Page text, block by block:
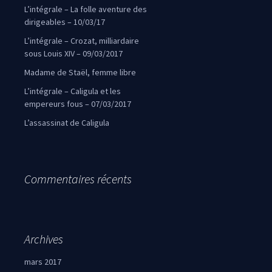
L’intégrale – La folle aventure des
dirigeables – 10/03/17
L’intégrale – Crozat, milliardaire
sous Louis XIV – 09/03/2017
Madame de Staël, femme libre
L’intégrale – Caligula et les
empereurs fous – 07/03/2017
L’assassinat de Caligula
Commentaires récents
Archives
mars 2017